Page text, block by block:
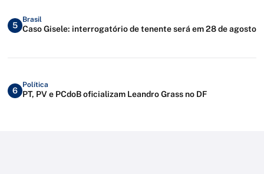
5
Brasil
Caso Gisele: interrogatório de tenente será em 28 de agosto
6
Política
PT, PV e PCdoB oficializam Leandro Grass no DF